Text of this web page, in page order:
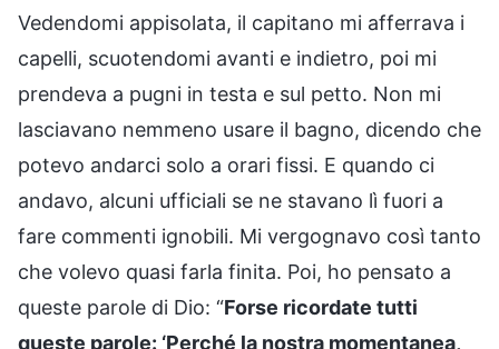
Vedendomi appisolata, il capitano mi afferrava i
capelli, scuotendomi avanti e indietro, poi mi
prendeva a pugni in testa e sul petto. Non mi
lasciavano nemmeno usare il bagno, dicendo che
potevo andarci solo a orari fissi. E quando ci
andavo, alcuni ufficiali se ne stavano lì fuori a
fare commenti ignobili. Mi vergognavo così tanto
che volevo quasi farla finita. Poi, ho pensato a
queste parole di Dio: “Forse ricordate tutti
queste parole: ‘Perché la nostra momentanea,